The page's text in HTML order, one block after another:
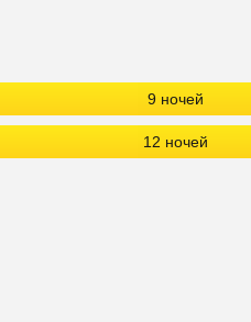
9 ночей
12 ночей